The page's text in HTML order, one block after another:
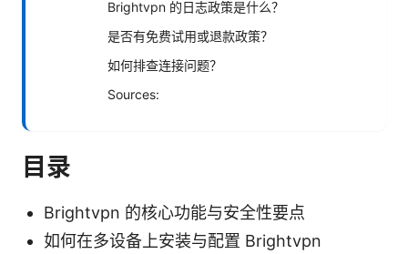
Brightvpn 的日志政策是什么？
是否有免费试用或退款政策？
如何排查连接问题？
Sources:
目录
Brightvpn 的核心功能与安全性要点
如何在多设备上安装与配置 Brightvpn